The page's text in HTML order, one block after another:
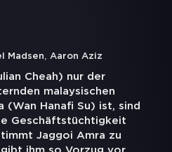
Madsen, Aaron Aziz
Cheah) nur der
malaysischen
(Wan Hanafi Su) ist, sind
Geschäftstüchtigkeit
Jaggoi Amra zu